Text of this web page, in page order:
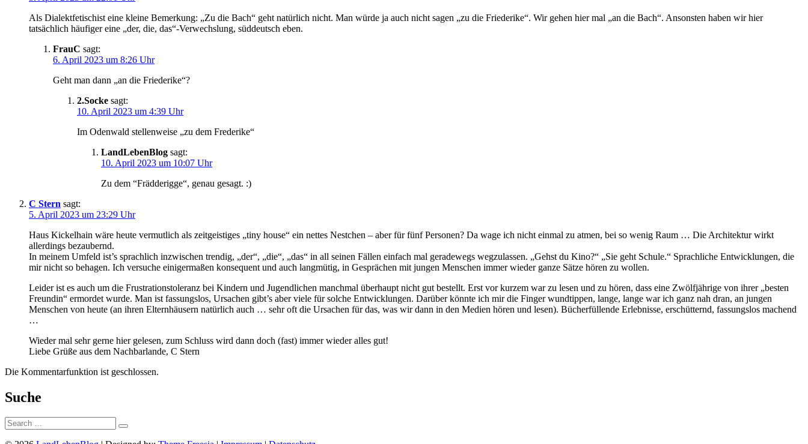
Als Dialektfetischist eine kleine Bemerkung: „Zu die Bach“ geht natürlich nicht. Man würde ja auch nicht sagen „zu die Friederike“. Wir gehen hier mal „an die Bach“. Ansonsten haben wir hier
tatsächlich häufiger eine „der, die, das“-Verwechslung, süddeutsch eben.
FrauC sagt:
6. April 2023 um 8:26 Uhr
Geht man dann „an die Friederike“?
2.Socke sagt:
10. April 2023 um 4:39 Uhr
Im Odenwald stellenweise „zu dem Frederike“
LandLebenBlog sagt:
10. April 2023 um 10:07 Uhr
Zu dem “Frädderigge“, genau gesagt. :)
C Stern sagt:
5. April 2023 um 23:29 Uhr
Haus Kickelhain wäre heute vermutlich als zeitgeistiges „tiny house“ ein nettes Nestchen – aber für fünf Personen? Da wage ich nicht einmal zu atmen, bei so wenig Raum … Die Architektur wirkt
allerdings bezaubernd.
In meinem Umfeld ist’s sprachlich inzwischen trendig, „der“, „die“, „das“ in all seinen Fällen einfach mal geradewegs wegzulassen. „Gehst du Kino?“ „Sie geht Schule.“ Sprachliche Entwicklungen, die
mir nicht so behagen. Ich versuche einigermaßen konsequent und auch langmütig, in Gesprächen mit jungen Menschen immer wieder ganze Sätze hören zu wollen.
Leider ist es auch um die Frustrationstoleranz bei Kindern und Jugendlichen manchmal überhaupt nicht gut bestellt. Erst vor kurzem war zu lesen und zu hören, dass eine Zwölfjährige von ihrer „besten
Freundin“ ermordet wurde. Man ist fassungslos, Ursachen gibt’s aber viele für solche Entwicklungen. Darüber könnte ich mir die Finger wundtippen, lange, lange war ich ganz nah dran, an jungen
Menschen von heute (an ihren Elternhäusern natürlich auch … sehr oft die Ursachen für das, was wir dann in den Medien hören und lesen). Bücherfüllende Erlebnisse, erschütternd, fassungslos machend
…
Wieder mal sehr gerne hier gelesen, zum Schluss wird dann doch (fast) immer wieder alles gut!
Liebe Grüße aus dem Nachbarlande, C Stern
Die Kommentarfunktion ist geschlossen.
Suche
Suche: